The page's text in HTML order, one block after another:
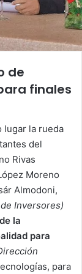
de
finales
lugar la rueda
del
Rivas
Moreno
Almodoni,
Inversores)
la
para
para